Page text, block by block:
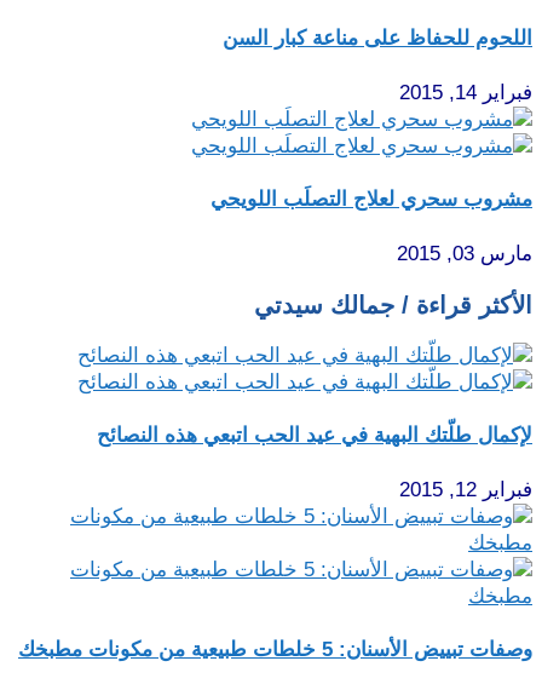
اللحوم للحفاظ على مناعة كبار السن
فبراير 14, 2015
مشروب سحري لعلاج التصلَب اللويحي
مارس 03, 2015
الأكثر قراءة / جمالك سيدتي
لإكمال طلّتك البهية في عيد الحب اتبعي هذه النصائح
فبراير 12, 2015
وصفات تبييض الأسنان: 5 خلطات طبيعية من مكونات مطبخك